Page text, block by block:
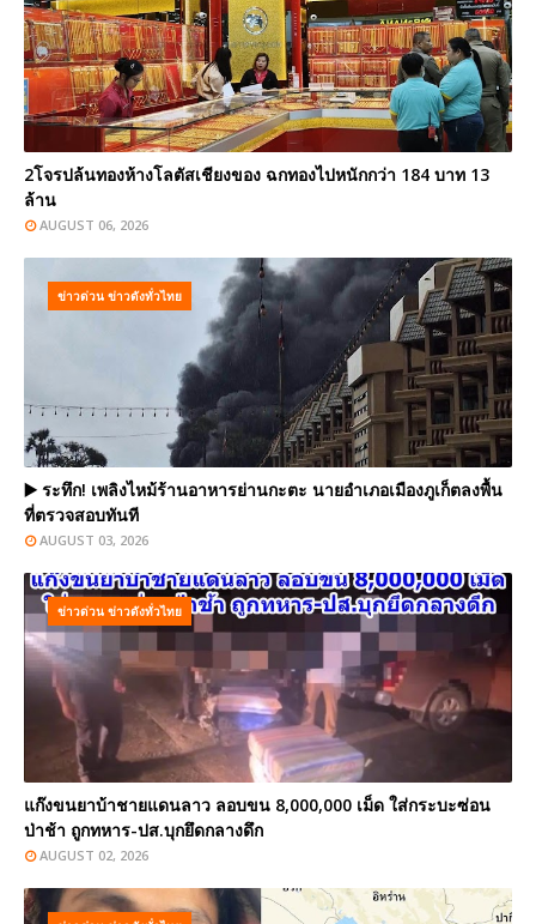
2โจรปล้นทองห้างโลตัสเชียงของ ฉกทองไปหนักกว่า 184 บาท 13
ล้าน
AUGUST 06, 2026
ข่าวด่วน ข่าวดังทั่วไทย
▶️ ระทึก! เพลิงไหม้ร้านอาหารย่านกะตะ นายอำเภอเมืองภูเก็ตลงพื้น
ที่ตรวจสอบทันที
AUGUST 03, 2026
ข่าวด่วน ข่าวดังทั่วไทย
แก๊งขนยาบ้าชายแดนลาว ลอบขน 8,000,000 เม็ด ใส่กระบะซ่อน
ป่าช้า ถูกทหาร-ปส.บุกยึดกลางดึก
AUGUST 02, 2026